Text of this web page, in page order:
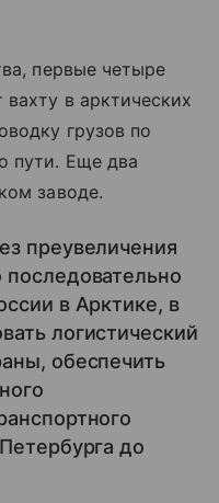
первые четыре
в арктических
грузов по
пути. Еще два
заводе.
преувеличения
в Арктике, в
логистический
обеспечить
до